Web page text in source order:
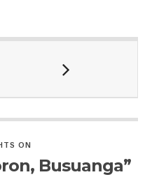
ON
Busuanga”